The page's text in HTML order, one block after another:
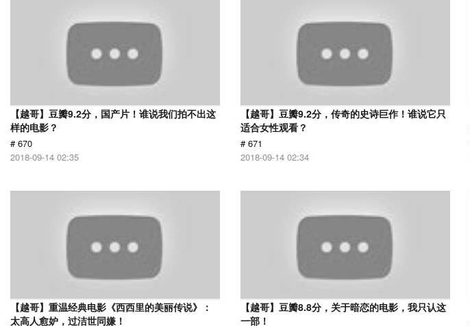
【越哥】豆瓣9.2分，国产片！谁说我们拍不出这
样的电影？
# 670
2018-09-14 02:35
【越哥】豆瓣9.2分，传奇的史诗巨作！谁说它只
适合女性观看？
# 671
2018-09-14 02:34
【越哥】重温经典电影《西西里的美丽传说》：
太高人愈妒，过洁世同嫌！
【越哥】豆瓣8.8分，关于暗恋的电影，我只认这
一部！